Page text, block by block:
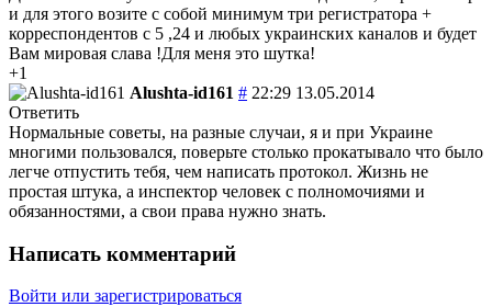
и для этого возите с собой минимум три регистратора +
корреспондентов с 5 ,24 и любых украинских каналов и будет
Вам мировая слава !Для меня это шутка!
+1
Alushta-id161 # 22:29 13.05.2014
Ответить
Нормальные советы, на разные случаи, я и при Украине
многими пользовался, поверьте столько прокатывало что было
легче отпустить тебя, чем написать протокол. Жизнь не
простая штука, а инспектор человек с полномочиями и
обязанностями, а свои права нужно знать.
Написать комментарий
Войти или зарегистрироваться